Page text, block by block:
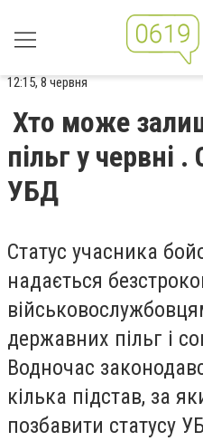
12:15, 8 червня
Хто може
пільг у червні .
УБД
Статус учасника
надається
державних пільг і
Водночас
кілька підстав, за
позбавити статусу